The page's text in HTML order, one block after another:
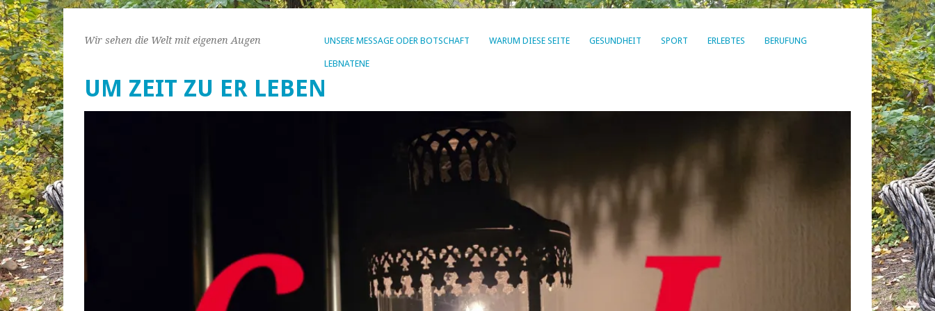
UNSERE MESSAGE ODER BOTSCHAFT WARUM DIESE SEITE GESUNDHEIT SPORT ERLEBTES BERUFUNG
LEBNATENE
UM ZEIT ZU ER LEBEN
Wir sehen die Welt mit eigenen Augen